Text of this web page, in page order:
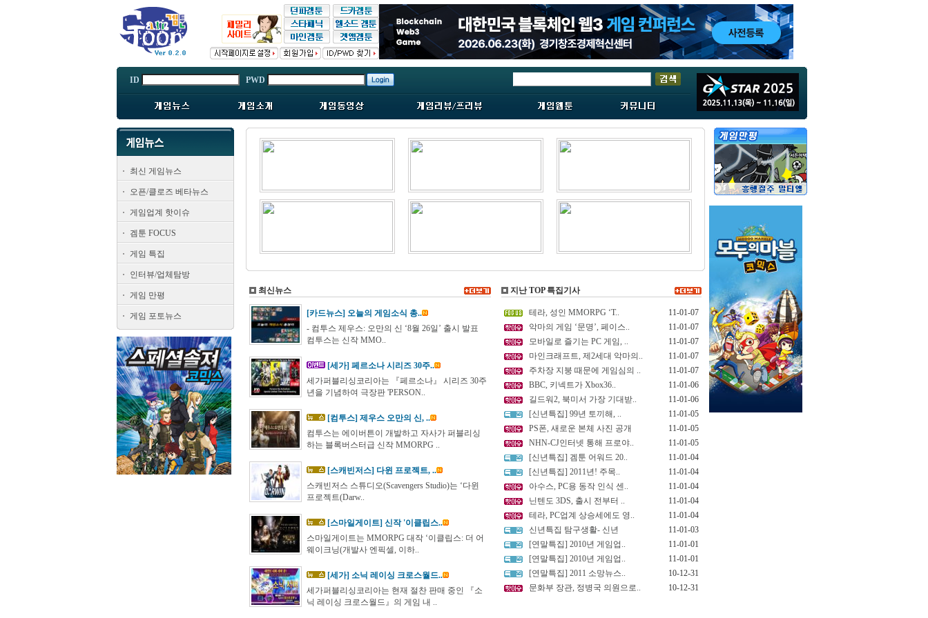
ID PWD
최신 게임뉴스
오픈/클로즈 베타뉴스
게임업계 핫이슈
겜툰 FOCUS
게임 특집
인터뷰/업체탐방
게임 만평
게임 포토뉴스
최신뉴스
[카드뉴스] 오늘의 게임소식 총..
- 컴투스 제우스: 오만의 신 ‘8월 26일’ 출시 발표
컴투스는 신작 MMO..
[세가] 페르소나 시리즈 30주..
세가퍼블리싱코리아는 『페르소나』 시리즈 30주
년을 기념하여 극장판 'PERSON..
[컴투스] 제우스 오만의 신, ..
컴투스는 에이버튼이 개발하고 자사가 퍼블리싱
하는 블록버스터급 신작 MMORPG ..
[스캐빈저스] 다윈 프로젝트, ..
스캐빈저스 스튜디오(Scavengers Studio)는 ‘다윈
프로젝트(Darw..
[스마일게이트] 신작 '이클립스..
스마일게이트는 MMORPG 대작 ‘이클립스: 더 어
웨이크닝(개발사 엔픽셀, 이하..
[세가] 소닉 레이싱 크로스월드..
세가퍼블리싱코리아는 현재 절찬 판매 중인 『소
닉 레이싱 크로스월드』의 게임 내 ..
지난 TOP 특집기사
테라, 성인 MMORPG ‘T..
11-01-07
악마의 게임 ‘문명’, 페이스..
11-01-07
모바일로 즐기는 PC 게임, ..
11-01-07
마인크래프트, 제2세대 악마의..
11-01-07
주차장 지붕 때문에 게임심의 ..
11-01-07
BBC, 키넥트가 Xbox36..
11-01-06
길드워2, 북미서 가장 기대받..
11-01-06
[신년특집] 99년 토끼해, ..
11-01-05
PS폰, 새로운 본체 사진 공개
11-01-05
NHN-CJ인터넷 통해 프로야..
11-01-05
[신년특집] 겜툰 어워드 20..
11-01-04
[신년특집] 2011년! 주목..
11-01-04
아수스, PC용 동작 인식 센..
11-01-04
닌텐도 3DS, 출시 전부터 ..
11-01-04
테라, PC업계 상승세에도 영..
11-01-04
신년특집 탐구생활- 신년
11-01-03
[연말특집] 2010년 게임업..
11-01-01
[연말특집] 2010년 게임업..
11-01-01
[연말특집] 2011 소망뉴스..
10-12-31
문화부 장관, 정병국 의원으로..
10-12-31